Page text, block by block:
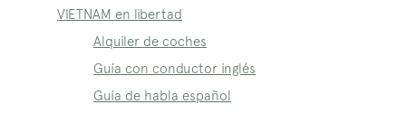
VIETNAM en libertad
Alquiler de coches
Guía con conductor inglés
Guía de habla español